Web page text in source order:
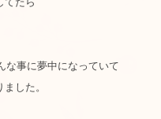
な事に夢中になっていて
した。